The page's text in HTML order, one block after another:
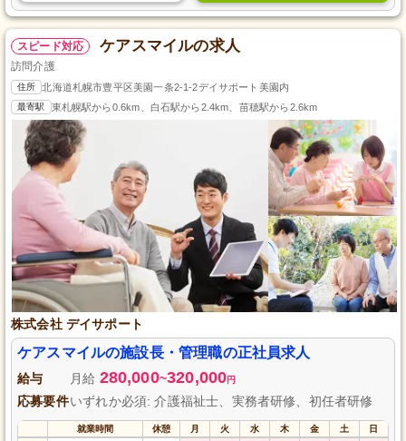
スピード対応 ケアスマイルの求人
訪問介護
住所 北海道札幌市豊平区美園一条2-1-2デイサポート美園内
最寄駅 東札幌駅から0.6km、白石駅から2.4km、苗穂駅から2.6km
株式会社 デイサポート
ケアスマイルの施設長・管理職の正社員求人
給与 月給 280,000~320,000円
応募要件いずれか必須: 介護福祉士、実務者研修、初任者研修
就業時間 休憩 月 火 水 木 金 土 日